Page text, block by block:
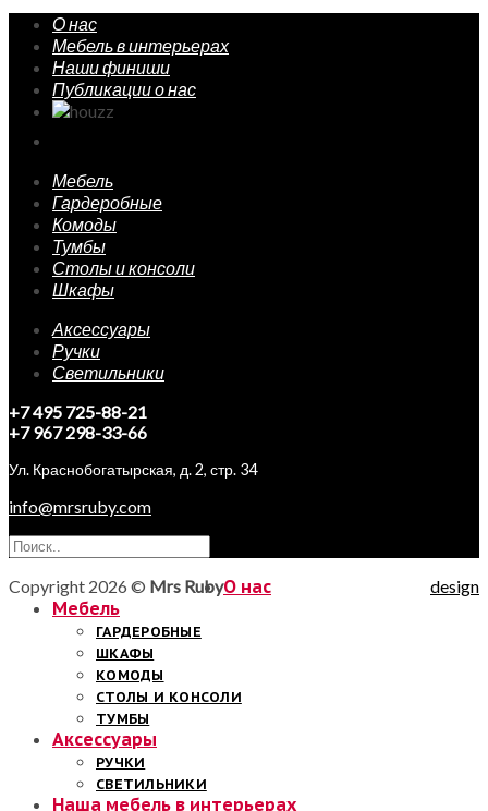
О нас
Мебель в интерьерах
Наши финиши
Публикации о нас
Мебель
Гардеробные
Комоды
Тумбы
Столы и консоли
Шкафы
Аксессуары
Ручки
Светильники
+7 495 725-88-21
+7 967 298-33-66
Ул. Краснобогатырская, д. 2, стр. 34
info@mrsruby.com
design
Copyright 2026 © Mrs RubyО нас
Мебель
ГАРДЕРОБНЫЕ
ШКАФЫ
КОМОДЫ
СТОЛЫ И КОНСОЛИ
ТУМБЫ
Аксессуары
РУЧКИ
СВЕТИЛЬНИКИ
Наша мебель в интерьерах